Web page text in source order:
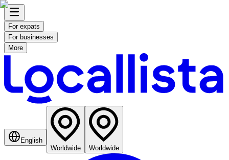
For expats
For businesses
More
English
Worldwide
Worldwide